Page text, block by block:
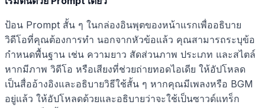
ป้อน Prompt สั้น ๆ ในกล่องอินพุตของหน้าแรกเพื่ออธิบาย
วิดีโอที่คุณต้องการทำ นอกจากหัวข้อแล้ว คุณสามารถระบุข้อ
กำหนดพื้นฐาน เช่น ความยาว สัดส่วนภาพ ประเภท และสไตล์
หากมีภาพ วิดีโอ หรือเสียงที่ช่วยถ่ายทอดไอเดีย ให้อัปโหลด
เป็นสื่ออ้างอิงและอธิบายวิธีใช้สั้น ๆ หากคุณมีเพลงหรือ BGM
อยู่แล้ว ให้อัปโหลดด้วยและอธิบายว่าจะใช้เป็นซาวด์แทร็ก